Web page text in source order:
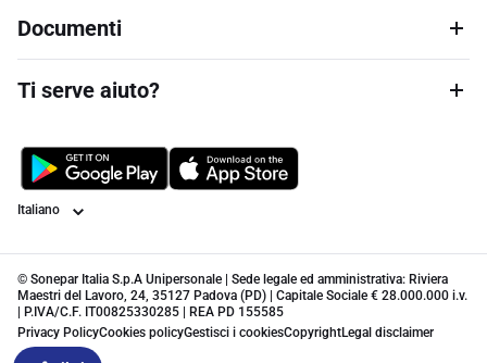
Documenti
Ti serve aiuto?
Lingua
© Sonepar Italia S.p.A Unipersonale | Sede legale ed amministrativa: Riviera
Maestri del Lavoro, 24, 35127 Padova (PD) | Capitale Sociale € 28.000.000 i.v.
| P.IVA/C.F. IT00825330285 | REA PD 155585
Privacy PolicyCookies policyGestisci i cookiesCopyrightLegal disclaimer